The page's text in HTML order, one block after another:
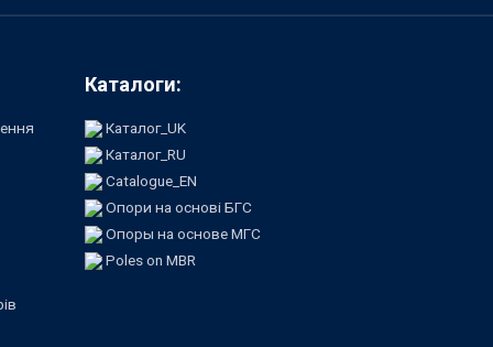
Каталоги:
Каталог_UK
Каталог_RU
Catalogue_EN
Опори на основі БГС
Опоры на основе МГС
Poles on MBR